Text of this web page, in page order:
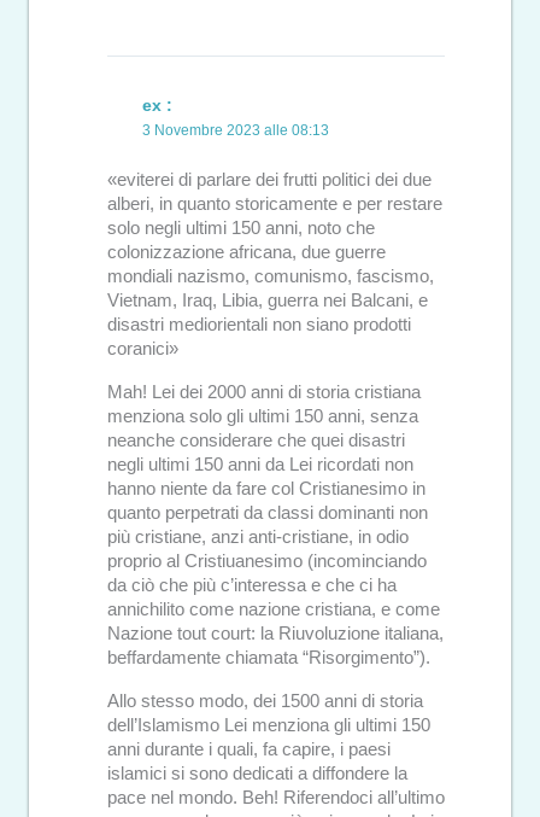
ex :
3 Novembre 2023 alle 08:13
«eviterei di parlare dei frutti politici dei due
alberi, in quanto storicamente e per restare
solo negli ultimi 150 anni, noto che
colonizzazione africana, due guerre
mondiali nazismo, comunismo, fascismo,
Vietnam, Iraq, Libia, guerra nei Balcani, e
disastri mediorientali non siano prodotti
coranici»
Mah! Lei dei 2000 anni di storia cristiana
menziona solo gli ultimi 150 anni, senza
neanche considerare che quei disastri
negli ultimi 150 anni da Lei ricordati non
hanno niente da fare col Cristianesimo in
quanto perpetrati da classi dominanti non
più cristiane, anzi anti-cristiane, in odio
proprio al Cristiuanesimo (incominciando
da ciò che più c’interessa e che ci ha
annichilito come nazione cristiana, e come
Nazione tout court: la Riuvoluzione italiana,
beffardamente chiamata “Risorgimento”).
Allo stesso modo, dei 1500 anni di storia
dell’Islamismo Lei menziona gli ultimi 150
anni durante i quali, fa capire, i paesi
islamici si sono dedicati a diffondere la
pace nel mondo. Beh! Riferendoci all’ultimo